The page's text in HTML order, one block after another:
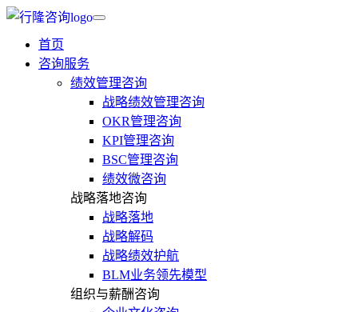
首页
咨询服务
绩效管理咨询
战略绩效管理咨询
OKR管理咨询
KPI管理咨询
BSC管理咨询
绩效微咨询
战略落地咨询
战略落地
战略解码
战略绩效护航
BLM业务领先模型
组织与薪酬咨询